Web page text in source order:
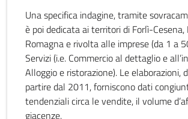
Una specifica indagine, tramite
è poi dedicata ai territori di Forlì-
Romagna e rivolta alle imprese (da 1 a
Servizi (i.e. Commercio al dettaglio e
Alloggio e ristorazione). Le elaborazioni,
partire dal 2011, forniscono dati
tendenziali circa le vendite, il volume
giacenze.